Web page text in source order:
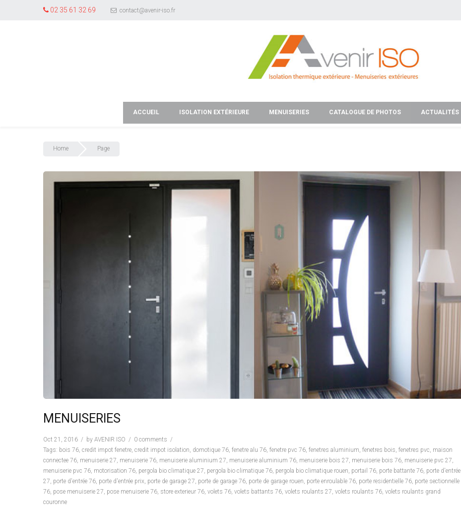
02 35 61 32 69 contact@avenir-iso.fr
ACCUEIL ISOLATION EXTÉRIEURE MENUISERIES CATALOGUE DE PHOTOS ACTUALITÉS
Home Page
MENUISERIES
Oct 21, 2016 by AVENIR ISO
0 comments
Tags: bois 76 credit impot fenetre credit impot isolation domotique 76 fenetre alu 76 fenetre pvc 76 fenetres aluminium fenetres bois fenetres pvc maison
connectee 76 menuiserie 27 menuiserie 76 menuiserie aluminium 27 menuiserie aluminium 76 menuiserie bois 27 menuiserie bois 76 menuiserie pvc 27
menuiserie pvc 76 motorisation 76 pergola bio climatique 27 pergola bio climatique 76 pergola bio climatique rouen portail 76 porte battante 76 porte d'entrée
27 porte d'entrée 76 porte d'entrée prix porte de garage 27 porte de garage 76 porte de garage rouen porte enroulable 76 porte residentielle 76 porte sectionnelle
76 pose menuiserie 27 pose menuiserie 76 store exterieur 76 volets 76 volets battants 76 volets roulants 27 volets roulants 76 volets roulants grand
couronne